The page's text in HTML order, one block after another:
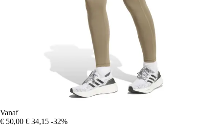
Vanaf
€ 50,00 € 34,15 -32%